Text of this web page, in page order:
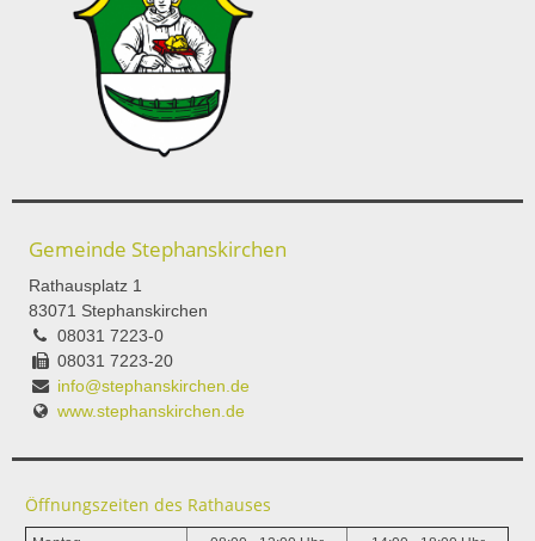
Gemeinde Stephanskirchen
Rathausplatz 1
83071 Stephanskirchen
08031 7223-0
08031 7223-20
info@stephanskirchen.de
www.stephanskirchen.de
Öffnungszeiten des Rathauses